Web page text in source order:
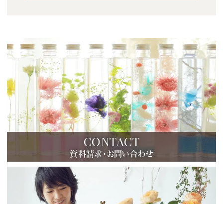
CONTACT
資料請求・お問い合わせ